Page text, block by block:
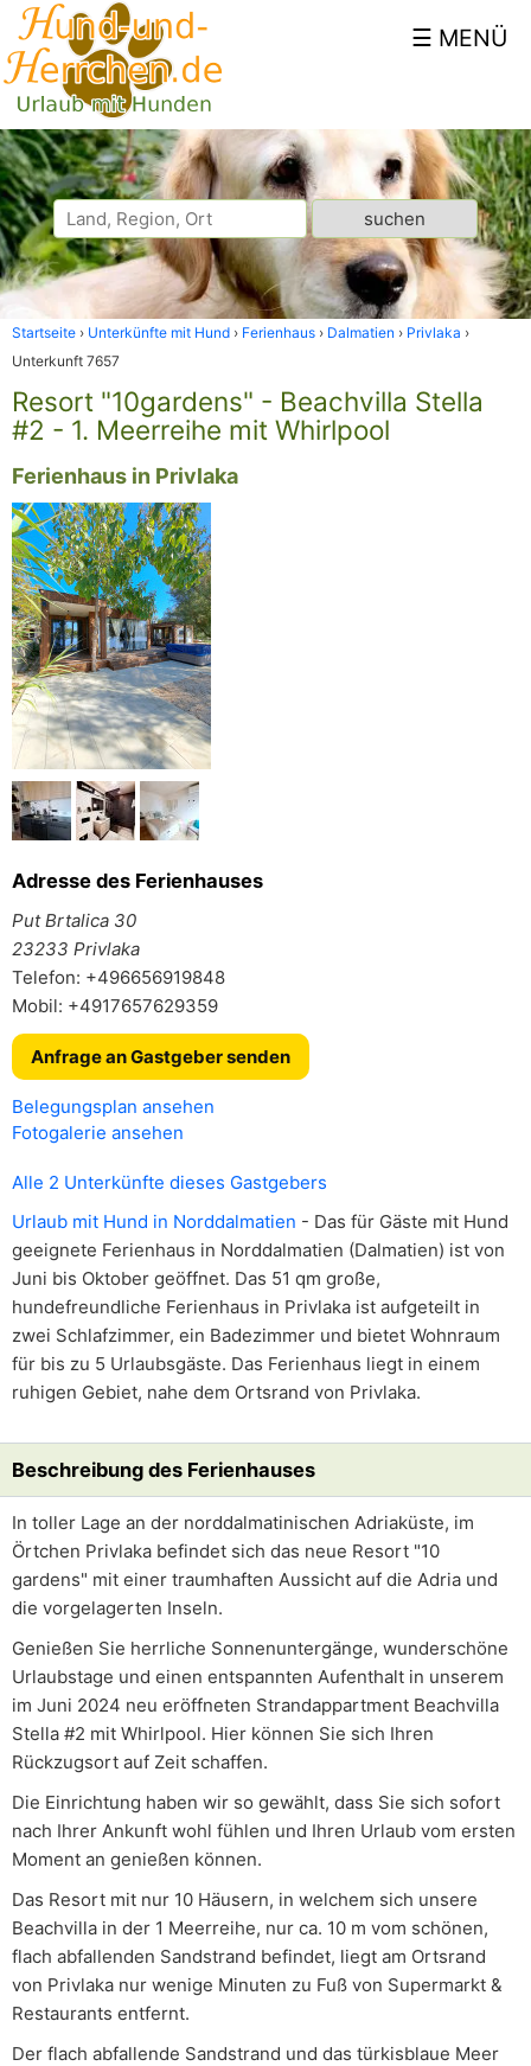
Startseite Unterkünfte mit Hund Ferienhaus Dalmatien
Privlaka
Unterkunft 7657
Resort "10gardens" - Beachvilla Stella
#2 - 1. Meerreihe mit Whirlpool
Ferienhaus in Privlaka
Adresse des Ferienhauses
Put Brtalica 30
23233 Privlaka
Telefon: +496656919848
Mobil: +4917657629359
Anfrage an Gastgeber senden
Belegungsplan ansehen
Fotogalerie ansehen
Alle 2 Unterkünfte dieses Gastgebers
Urlaub mit Hund in Norddalmatien - Das für Gäste mit Hund
geeignete Ferienhaus in Norddalmatien (Dalmatien) ist von
Juni bis Oktober geöffnet. Das 51 qm große,
hundefreundliche Ferienhaus in Privlaka ist aufgeteilt in
zwei Schlafzimmer, ein Badezimmer und bietet Wohnraum
für bis zu 5 Urlaubsgäste. Das Ferienhaus liegt in einem
ruhigen Gebiet, nahe dem Ortsrand von Privlaka.
Beschreibung des Ferienhauses
In toller Lage an der norddalmatinischen Adriaküste, im
Örtchen Privlaka befindet sich das neue Resort "10
gardens" mit einer traumhaften Aussicht auf die Adria und
die vorgelagerten Inseln.
Genießen Sie herrliche Sonnenuntergänge, wunderschöne
Urlaubstage und einen entspannten Aufenthalt in unserem
im Juni 2024 neu eröffneten Strandappartment Beachvilla
Stella #2 mit Whirlpool. Hier können Sie sich Ihren
Rückzugsort auf Zeit schaffen.
Die Einrichtung haben wir so gewählt, dass Sie sich sofort
nach Ihrer Ankunft wohl fühlen und Ihren Urlaub vom ersten
Moment an genießen können.
Das Resort mit nur 10 Häusern, in welchem sich unsere
Beachvilla in der 1 Meerreihe, nur ca. 10 m vom schönen,
flach abfallenden Sandstrand befindet, liegt am Ortsrand
von Privlaka nur wenige Minuten zu Fuß von Supermarkt &
Restaurants entfernt.
Der flach abfallende Sandstrand und das türkisblaue Meer